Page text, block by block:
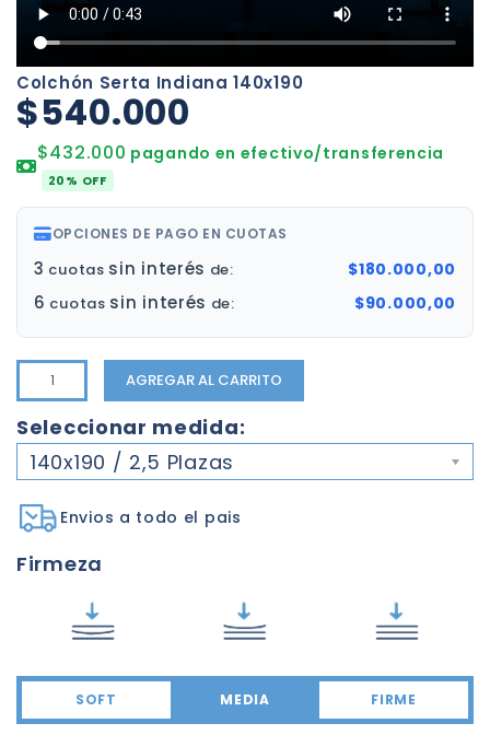
Colchón Serta Indiana 140x190
$540.000
$432.000 pagando en efectivo/transferencia
20% OFF
OPCIONES DE PAGO EN CUOTAS
3 cuotas sin interés de: $180.000,00
6 cuotas sin interés de: $90.000,00
AGREGAR AL CARRITO
Seleccionar medida:
140x190 / 2,5 Plazas
Envios a todo el pais
Firmeza
SOFT MEDIA FIRME